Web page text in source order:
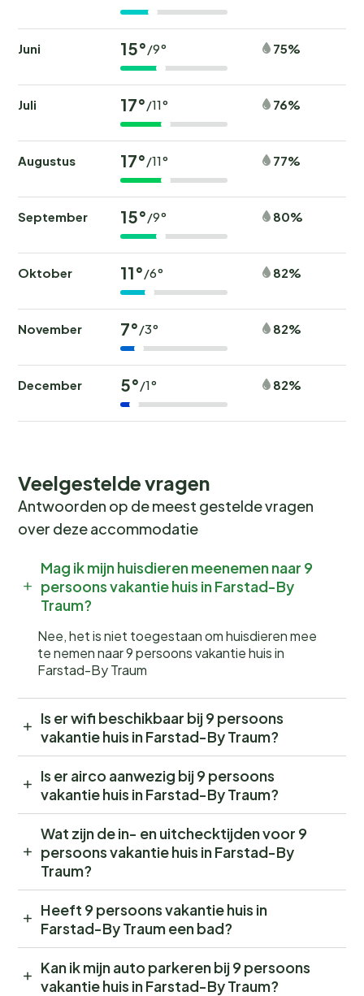
Juni 15°/9° 75%
Juli 17°/11° 76%
Augustus 17°/11° 77%
September 15°/9° 80%
Oktober 11°/6° 82%
November 7°/3° 82%
December 5°/1° 82%
Veelgestelde vragen
Antwoorden op de meest gestelde vragen
over deze accommodatie
Mag ik mijn huisdieren meenemen naar 9
persoons vakantie huis in Farstad-By
Traum?
Nee, het is niet toegestaan om huisdieren mee
te nemen naar 9 persoons vakantie huis in
Farstad-By Traum
Is er wifi beschikbaar bij 9 persoons
vakantie huis in Farstad-By Traum?
Is er airco aanwezig bij 9 persoons
vakantie huis in Farstad-By Traum?
Wat zijn de in- en uitchecktijden voor 9
persoons vakantie huis in Farstad-By
Traum?
Heeft 9 persoons vakantie huis in
Farstad-By Traum een bad?
Kan ik mijn auto parkeren bij 9 persoons
vakantie huis in Farstad-By Traum?